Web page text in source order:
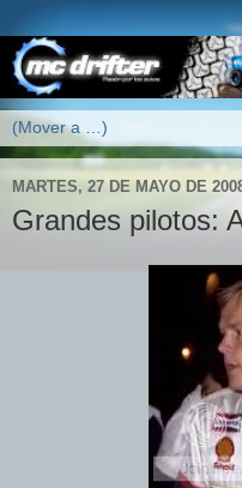
MARTES, 27 DE MAYO DE
Grandes pilotos: